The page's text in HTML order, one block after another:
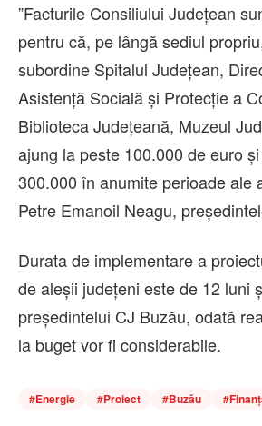
”Facturile Consiliului Judeţean
pentru că, pe lângă sediul
subordine Spitalul Judeţean,
Asistenţă Socială şi Protecţie a
Biblioteca Judeţeană, Muzeul
ajung la peste 100.000 de euro
300.000 în anumite perioade ale
Petre Emanoil Neagu,
Durata de implementare a
de aleşii judeţeni este de 12 luni
preşedintelui CJ Buzău, odată
la buget vor fi considerabile.
#Energie #Proiect #Buzău #